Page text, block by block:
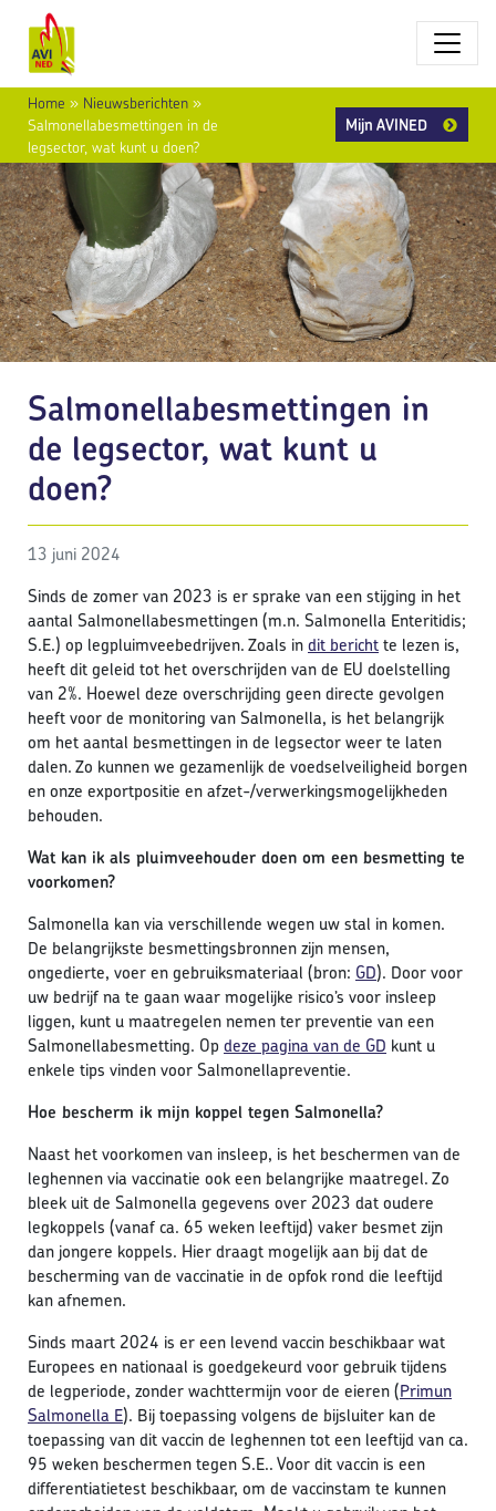
Home » Nieuwsberichten »
Salmonellabesmettingen in de
legsector, wat kunt u doen?
Mijn AVINED
Salmonellabesmettingen in
de legsector, wat kunt u
doen?
13 juni 2024
Sinds de zomer van 2023 is er sprake van een stijging in het
aantal Salmonellabesmettingen (m.n. Salmonella Enteritidis;
S.E.) op legpluimveebedrijven. Zoals indit berichtte lezen is,
heeft dit geleid tot het overschrijden van de EU doelstelling
van 2%. Hoewel deze overschrijding geen directe gevolgen
heeft voor de monitoring van Salmonella, is het belangrijk
om het aantal besmettingen in de legsector weer te laten
dalen. Zo kunnen we gezamenlijk de voedselveiligheid borgen
en onze exportpositie en afzet-/verwerkingsmogelijkheden
behouden.
Wat kan ik als pluimveehouder doen om een besmetting te
voorkomen?
Salmonella kan via verschillende wegen uw stal in komen.
De belangrijkste besmettingsbronnen zijn mensen,
ongedierte, voer en gebruiksmateriaal (bron: GD). Door voor
uw bedrijf na te gaan waar mogelijke risico’s voor insleep
liggen, kunt u maatregelen nemen ter preventie van een
Salmonellabesmetting. Op deze pagina van de GD kunt u
enkele tips vinden voor Salmonellapreventie.
Hoe bescherm ik mijn koppel tegen Salmonella?
Naast het voorkomen van insleep, is het beschermen van de
leghennen via vaccinatie ook een belangrijke maatregel. Zo
bleek uit de Salmonella gegevens over 2023 dat oudere
legkoppels (vanaf ca. 65 weken leeftijd) vaker besmet zijn
dan jongere koppels. Hier draagt mogelijk aan bij dat de
bescherming van de vaccinatie in de opfok rond die leeftijd
kan afnemen.
Sinds maart 2024 is er een levend vaccin beschikbaar wat
Europees en nationaal is goedgekeurd voor gebruik tijdens
de legperiode, zonder wachttermijn voor de eieren (Primun
Salmonella E). Bij toepassing volgens de bijsluiter kan de
toepassing van dit vaccin de leghennen tot een leeftijd van ca.
95 weken beschermen tegen S.E.. Voor dit vaccin is een
differentiatietest beschikbaar, om de vaccinstam te kunnen